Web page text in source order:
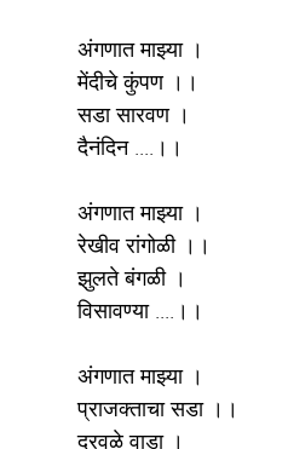
अंगणात माझ्या ।
मेंदीचे कुंपण ।।
सडा सारवण ।
दैनंदिन ....।।
अंगणात माझ्या ।
रेखीव रांगोळी ।।
झुलते बंगळी ।
विसावण्या ....।।
अंगणात माझ्या ।
प्राजक्ताचा सडा ।।
दरवळे वाडा ।